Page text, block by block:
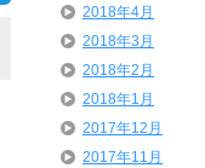
2018年4月
2018年3月
2018年2月
2018年1月
2017年12月
2017年11月